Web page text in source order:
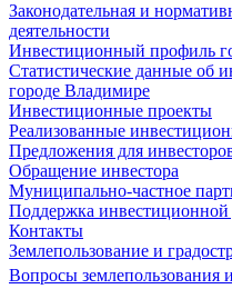
Законодательная и
деятельности
Инвестиционный профиль
Статистические данные об
городе Владимире
Инвестиционные проекты
Реализованные
Предложения для
Обращение инвестора
Муниципально-частное
Поддержка инвестиционной
Контакты
Землепользование и
Вопросы землепользования